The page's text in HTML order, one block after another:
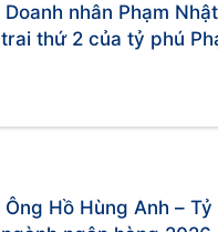
Doanh nhân Phạm
trai thứ 2 của tỷ phú
Ông Hồ Hùng Anh –